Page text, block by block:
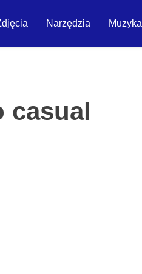
Narzędzia Muzyka
casual